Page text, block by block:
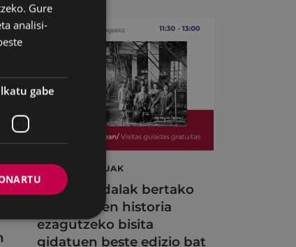
BISITA GIDATUAK
Eibarko Udalak bertako
industriaren historia
ezagutzeko bisita
gidatuen beste edizio bat
BASQUE
SPANISH
Gure
analisi-
gabe